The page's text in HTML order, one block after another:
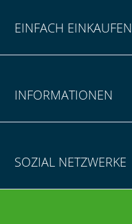
EINFACH EINKAUFEN
INFORMATIONEN
SOZIAL NETZWERKE